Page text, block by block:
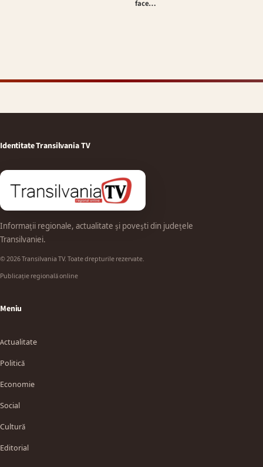
face…
Identitate Transilvania TV
Informații regionale, actualitate și povești din județele
Transilvaniei.
© 2026 Transilvania TV. Toate drepturile rezervate.
Publicație regională online
Meniu
Actualitate
Politică
Economie
Social
Cultură
Editorial